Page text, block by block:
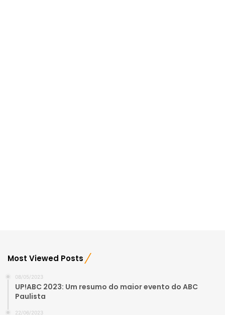
Most Viewed Posts
08/05/2023
UP!ABC 2023: Um resumo do maior evento do ABC
Paulista
22/06/2023